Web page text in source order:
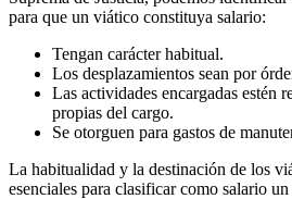
para que un viático constituya salario:
Tengan carácter habitual.
Los desplazamientos sean por
Las actividades encargadas estén
propias del cargo.
Se otorguen para gastos de
La habitualidad y la destinación de los
esenciales para clasificar como salario